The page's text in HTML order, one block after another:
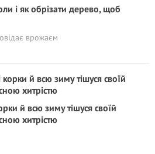
і як обрізати дерево, щоб
врожаєм
й всю зиму тішуся своїй
хитрістю